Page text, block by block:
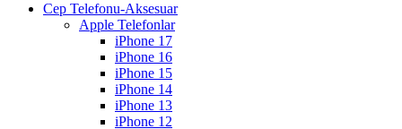
Cep Telefonu-Aksesuar
Apple Telefonlar
iPhone 17
iPhone 16
iPhone 15
iPhone 14
iPhone 13
iPhone 12